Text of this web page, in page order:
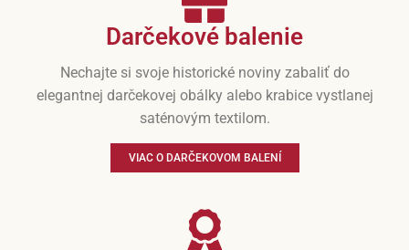
Darčekové balenie
Nechajte si svoje historické noviny zabaliť do
elegantnej darčekovej obálky alebo krabice vystlanej
saténovým textilom.
VIAC O DARČEKOVOM BALENÍ